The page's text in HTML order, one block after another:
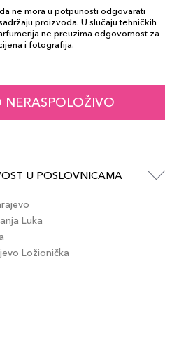
ne mora u potpunosti odgovarati
proizvoda. U slučaju tehničkih
ne preuzima odgovornost za
i fotografija.
NERASPOLOŽIVO
U POSLOVNICAMA
Luka
Ložionička